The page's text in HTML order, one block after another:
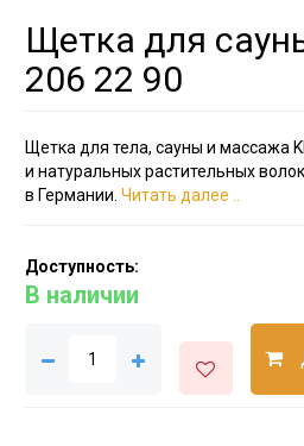
Щетка для
206 22 90
Щетка для тела, сауны и массажа
и натуральных растительных
в Германии. Читать далее ..
Доступность:
В наличии